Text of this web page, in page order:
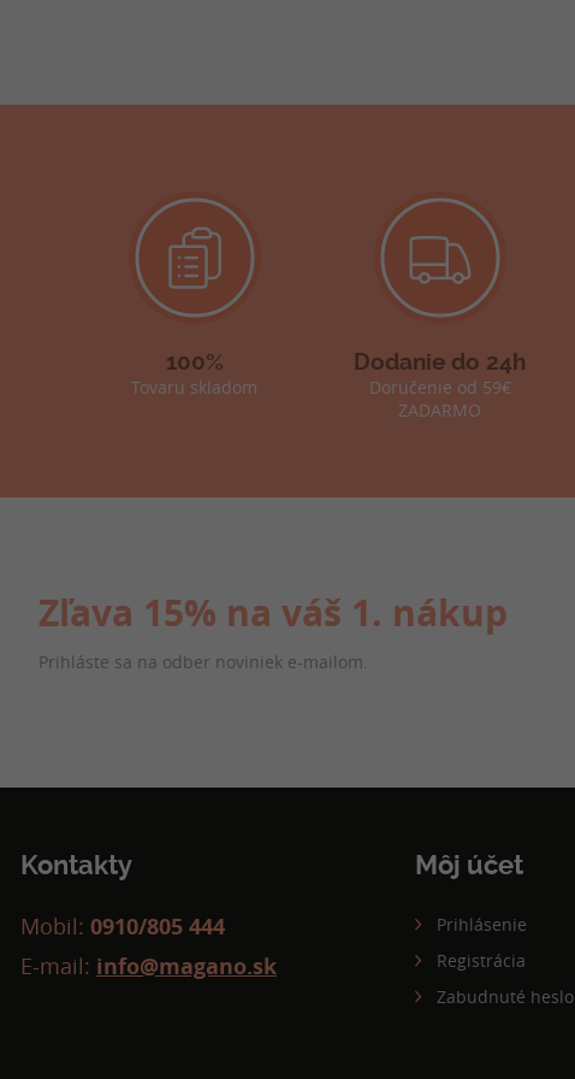
100%
Tovaru skladom
Dodanie do 24h
Doručenie od 59€
ZADARMO
Zľava 15% na váš 1. nákup
Prihláste sa na odber noviniek e-mailom.
Kontakty
Mobil: 0910/805 444
E-mail: info@magano.sk
Môj účet
Prihlásenie
Registrácia
Zabudnuté heslo